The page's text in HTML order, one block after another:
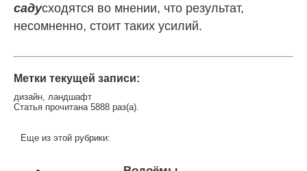
садусходятся во мнении, что результат,
несомненно, стоит таких усилий.
Метки текущей записи:
дизайн ландшафт
Статья прочитана 5888 раз(a).
Еще из этой рубрики: